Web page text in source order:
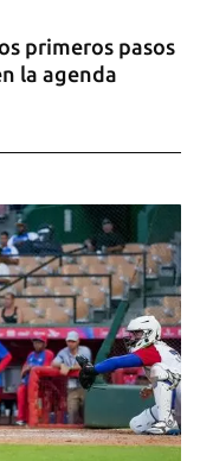
primeros pasos
la agenda
a los